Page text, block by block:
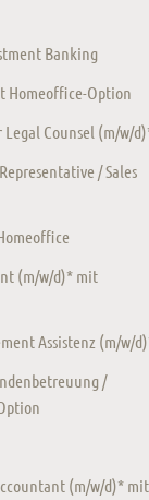
Banking
Homeoffice-Option
Counsel (m/w/
/ Sales
(m/w/d)* mit
Assistenz (m/w/
/
(m/w/d)* mit